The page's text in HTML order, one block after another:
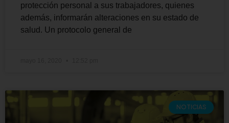
protección personal a sus trabajadores, quienes
además, informarán alteraciones en su estado de
salud. Un protocolo general de
NOTICIAS